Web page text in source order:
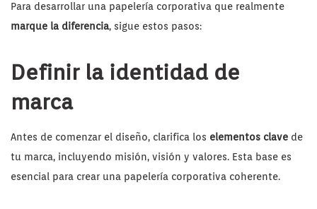
Para desarrollar una papelería corporativa que realmente
marque la diferencia, sigue estos pasos:
Definir la identidad de
marca
Antes de comenzar el diseño, clarifica los elementos clave de
tu marca, incluyendo misión, visión y valores. Esta base es
esencial para crear una papelería corporativa coherente.